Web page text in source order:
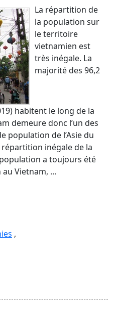
La répartition de
la population sur
le territoire
vietnamien est
très inégale. La
majorité des 96,2
habitent le long de la
demeure donc l’un des
population de l’Asie du
inégale de la
a toujours été
Vietnam, ...
,